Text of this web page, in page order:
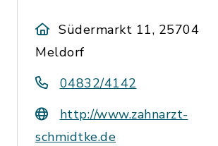
Südermarkt 11, 25704
Meldorf
04832/4142
http://www.zahnarzt-
schmidtke.de